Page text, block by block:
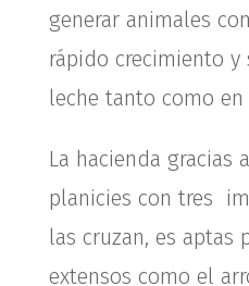
generar animales
rápido crecimiento
leche tanto como en
La hacienda gracias
planicies con tres
las cruzan, es aptas
extensos como el